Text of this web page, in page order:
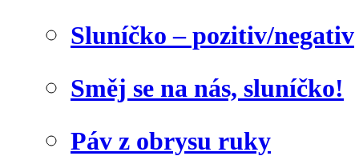
Sluníčko – pozitiv/negativ
Směj se na nás, sluníčko!
Páv z obrysu ruky